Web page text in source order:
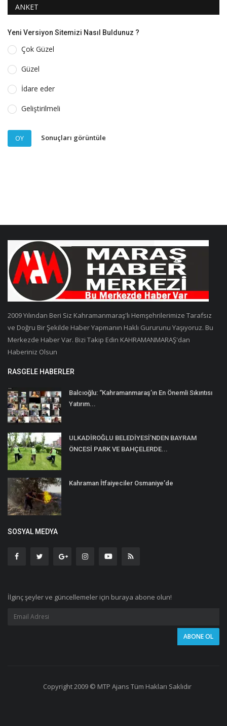
ANKET
Yeni Versiyon Sitemizi Nasıl Buldunuz ?
Çok Güzel
Güzel
İdare eder
Geliştirilmeli
OY Sonuçları görüntüle
2009 Yılından Beri Siz Kahramanmaraş'lı Hemşehrilerimize Tarafsız
ve Doğru Bir Şekilde Haber Yapmanın Haklı Gururunu Yaşıyoruz. Bu
Merkezde Haber Var. Bizi Takip Edin KAHRAMANMARAŞ'dan
Haberiniz Olsun
RASGELE HABERLER
Balcıoğlu: “Kahramanmaraş’ın En Önemli Sıkıntısı
Yatırım...
ULKADİROĞLU BELEDİYESİ’NDEN BAYRAM
ÖNCESİ PARK VE BAHÇELERDE...
Kahraman İtfaiyeciler Osmaniye’de
SOSYAL MEDYA
İlginç şeyler ve güncellemeler için buraya abone olun!
Copyright 2009 © MTP Ajans Tüm Hakları Saklıdır